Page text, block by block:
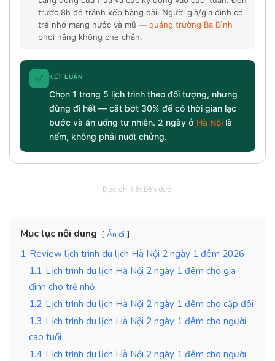
trước 8h để tránh xếp hàng dài. Người già/gia đình có
trẻ nhớ mang nước và mũ — quảng trường Ba Đình
phơi nắng không che chắn.
✅ KẾT LUẬN
Chọn 1 trong 5 lịch trình theo đối tượng, nhưng
đừng đi hết — cắt bớt 30% để có thời gian lạc
bước và ăn uống tự nhiên. 2 ngày ở Hà Nội là
nếm, không phải nuốt chửng.
Đọc chi tiết bên dưới
Mục lục nội dung Ẩn đi
1 Review lịch trình du lịch Hà Nội 2 ngày 1 đêm 2026
1.1 Lịch trình du lịch Hà Nội 2 ngày 1 đêm cho gia
đình cho trẻ nhỏ
1.2 Lịch trình du lịch Hà Nội 2 ngày 1 đêm cho cặp đôi
1.3 Lịch trình du lịch Hà Nội 2 ngày 1 đêm cho người
cao tuổi
1.4 Lịch trình du lịch Hà Nội 2 ngày 1 đêm cho người